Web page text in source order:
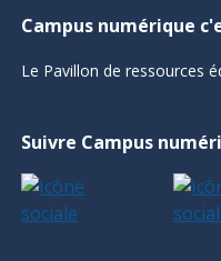
Campus numérique
Le Pavillon de ressources
Suivre Campus